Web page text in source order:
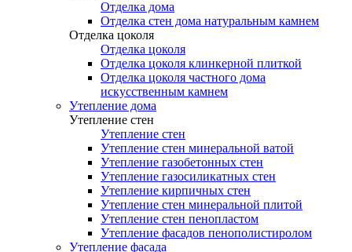
Отделка дома
Отделка стен дома натуральным камнем
Отделка цоколя
Отделка цоколя
Отделка цоколя клинкерной плиткой
Отделка цоколя частного дома
искусственным камнем
Утепление дома
Утепление стен
Утепление стен
Утепление стен минеральной ватой
Утепление газобетонных стен
Утепление газосиликатных стен
Утепление кирпичных стен
Утепление стен минеральной плитой
Утепление стен пенопластом
Утепление фасадов пенополистиролом
Утепление фасада